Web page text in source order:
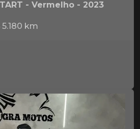
- Vermelho - 2023
5.180 km